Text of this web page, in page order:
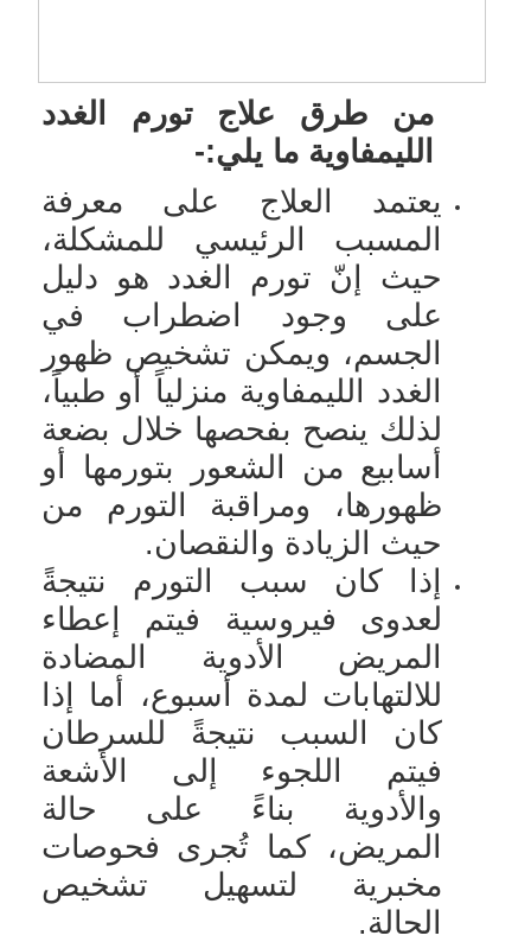
من طرق علاج تورم الغدد
الليمفاوية ما يلي:-
يعتمد العلاج على معرفة
المسبب الرئيسي للمشكلة،
حيث إنّ تورم الغدد هو دليل
على وجود اضطراب في
الجسم، ويمكن تشخيص ظهور
الغدد الليمفاوية منزلياً أو طبياً،
لذلك ينصح بفحصها خلال بضعة
أسابيع من الشعور بتورمها أو
ظهورها، ومراقبة التورم من
حيث الزيادة والنقصان.
إذا كان سبب التورم نتيجةً
لعدوى فيروسية فيتم إعطاء
المريض الأدوية المضادة
للالتهابات لمدة أسبوع، أما إذا
كان السبب نتيجةً للسرطان
فيتم اللجوء إلى الأشعة
والأدوية بناءً على حالة
المريض، كما تُجرى فحوصات
مخبرية لتسهيل تشخيص
الحالة.